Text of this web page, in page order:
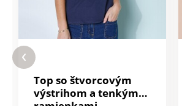
Top so štvorcovým
výstrihom a tenkými